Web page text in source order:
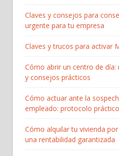
Claves y consejos para
urgente para tu empresa
Claves y trucos para activar
Cómo abrir un centro de día:
y consejos prácticos
Cómo actuar ante la
empleado: protocolo
Cómo alquilar tu vivienda
una rentabilidad garantizada